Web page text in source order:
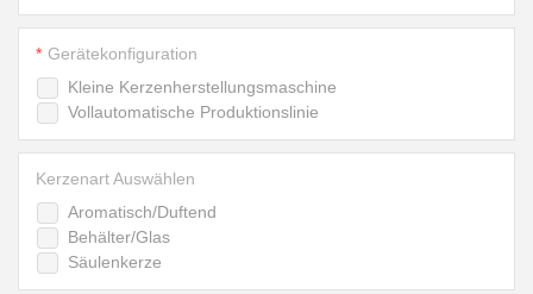
Kleine Kerzenherstellungsmaschine
Vollautomatische Produktionslinie
Gerätekonfiguration
Aromatisch/Duftend
Behälter/Glas
Säulenkerze
Kerzenart Auswählen